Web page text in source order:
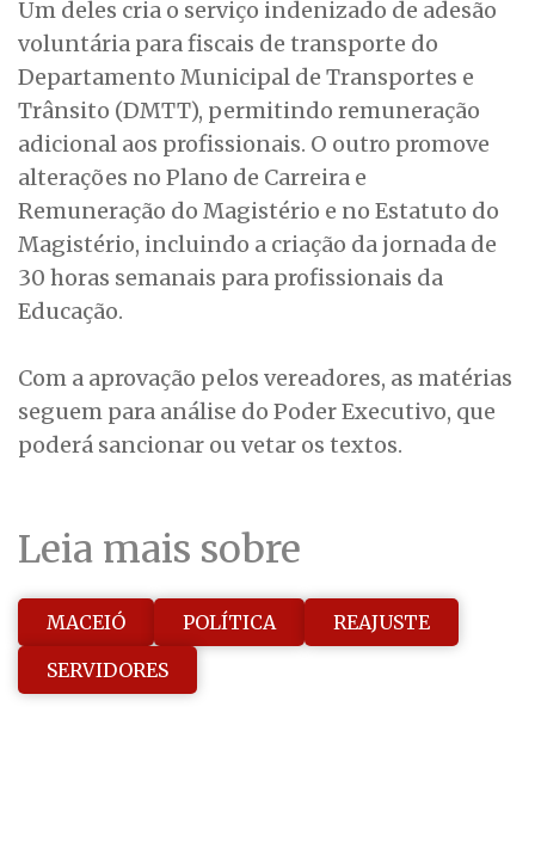
Um deles cria o serviço indenizado de adesão
voluntária para fiscais de transporte do
Departamento Municipal de Transportes e
Trânsito (DMTT), permitindo remuneração
adicional aos profissionais. O outro promove
alterações no Plano de Carreira e
Remuneração do Magistério e no Estatuto do
Magistério, incluindo a criação da jornada de
30 horas semanais para profissionais da
Educação.
Com a aprovação pelos vereadores, as matérias
seguem para análise do Poder Executivo, que
poderá sancionar ou vetar os textos.
Leia mais sobre
MACEIÓ POLÍTICA
REAJUSTE
SERVIDORES